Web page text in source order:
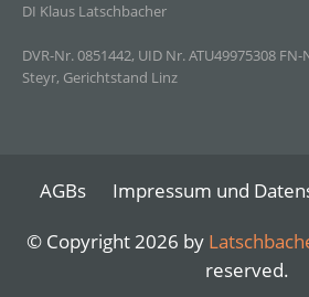
DI Klaus Latschbacher
DVR-Nr. 0851442, UID Nr. ATU49975308
Steyr, Gerichtstand Linz
AGBs Impressum und
© Copyright 2026 by
reserved.